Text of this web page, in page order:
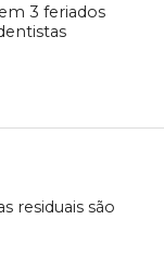
3 feriados
residuais são